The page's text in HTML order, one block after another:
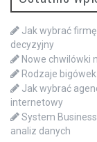
Jak wybrać
decyzyjny
Nowe chwilówki
Rodzaje
Jak wybrać
internetowy
System
analiz danych